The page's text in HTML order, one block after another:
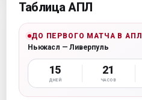
Таблица АПЛ
ДО ПЕРВОГО МАТЧА В АПЛ
Ньюкасл — Ливерпуль
15
ДНЕЙ
21
ЧАСОВ